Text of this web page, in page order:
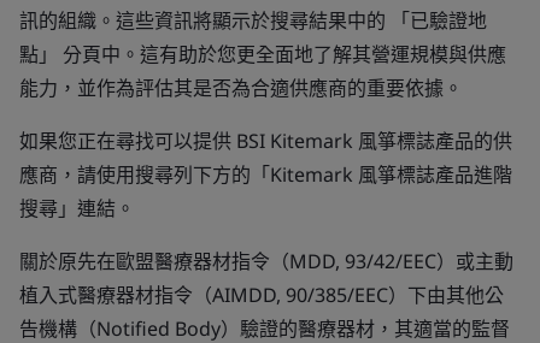
訊的組織。這些資訊將顯示於搜尋結果中的 「已驗證地
點」 分頁中。這有助於您更全面地了解其營運規模與供應
能力，並作為評估其是否為合適供應商的重要依據。
如果您正在尋找可以提供 BSI Kitemark 風箏標誌產品的供
應商，請使用搜尋列下方的「Kitemark 風箏標誌產品進階
搜尋」連結。
關於原先在歐盟醫療器材指令（MDD, 93/42/EEC）或主動
植入式醫療器材指令（AIMDD, 90/385/EEC）下由其他公
告機構（Notified Body）驗證的醫療器材，其適當的監督